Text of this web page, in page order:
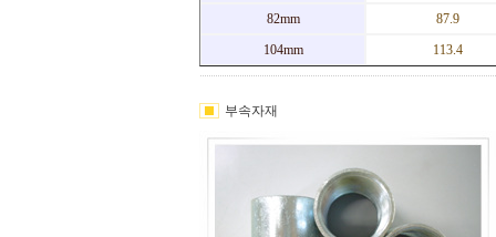
82mm
87.9
104mm
113.4
부속자재